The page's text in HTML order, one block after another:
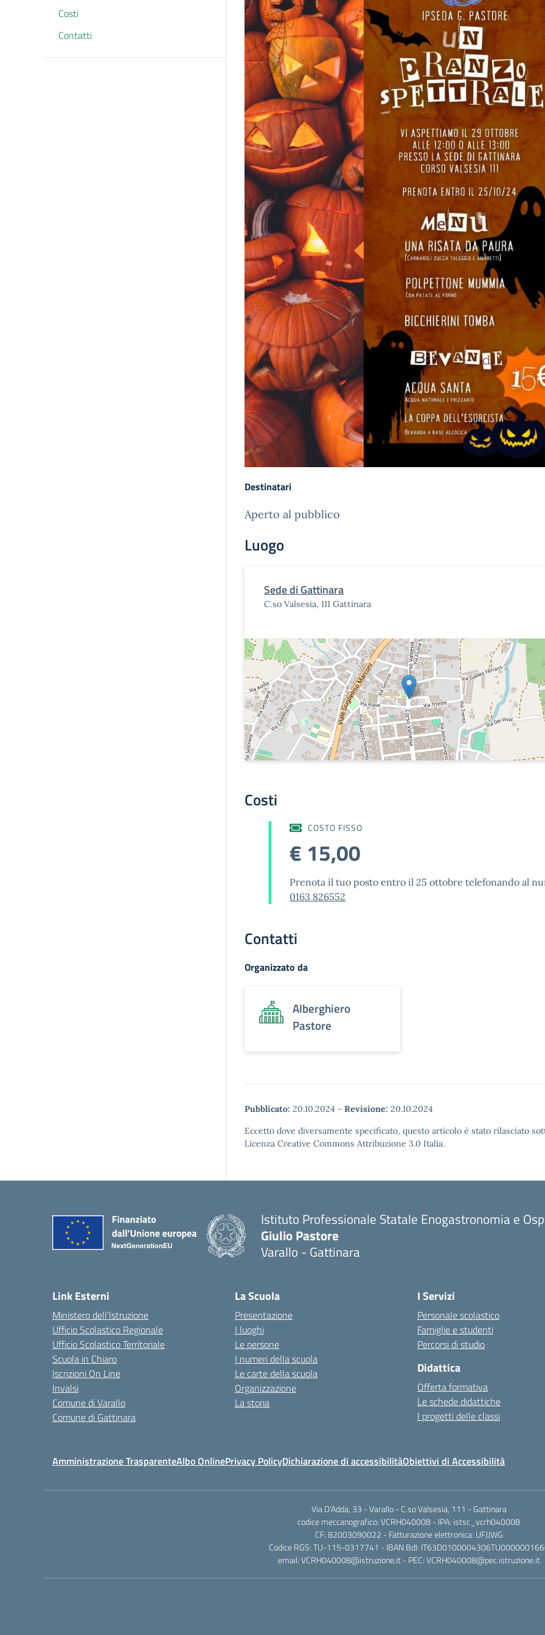
Costi
Contatti
Destinatari
Aperto al pubblico
Luogo
Sede di Gattinara
C.so Valsesia, 111 Gattinara
Costi
COSTO FISSO
€ 15,00
Prenota il tuo posto entro il 25 ottobre telefonando al
0163 826552
Contatti
Organizzato da
Alberghiero
Pastore
Pubblicato: 20.10.2024 - Revisione: 20.10.2024
Eccetto dove diversamente specificato, questo articolo è stato rilasciato
Licenza Creative Commons Attribuzione 3.0 Italia.
Istituto Professionale Statale Enogastronomia e
Giulio Pastore
Varallo - Gattinara
Link Esterni
Ministero dell’Istruzione
Ufficio Scolastico Regionale
Ufficio Scolastico Territoriale
Scuola in Chiaro
Iscrizioni On Line
Invalsi
Comune di Varallo
Comune di Gattinara
La Scuola
Presentazione
I luoghi
Le persone
I numeri della scuola
Le carte della scuola
Organizzazione
La storia
I Servizi
Personale scolastico
Famiglie e studenti
Percorsi di studio
Didattica
Offerta formativa
Le schede didattiche
I progetti delle classi
Amministrazione TrasparenteAlbo OnlinePrivacy PolicyDichiarazione di accessibilitàObiettivi di Accessibilità
Via D’Adda, 33 - Varallo - C.so Valsesia, 111 - Gattinara
codice meccanografico: VCRH040008 - IPA: istsc_vcrh040008
CF: 82003090022 - Fatturazione elettronica: UFJJWG
Codice RGS: TU-115-0317741 - IBAN BdI:
email: VCRH040008@istruzione.it - PEC: VCRH040008@pec.istruzione.it